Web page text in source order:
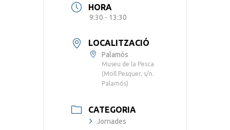
HORA
9:30 - 13:30
LOCALITZACIÓ
Palamós
Museu de la Pesca
(Moll Pesquer, s/n.
Palamós)
CATEGORIA
Jornades